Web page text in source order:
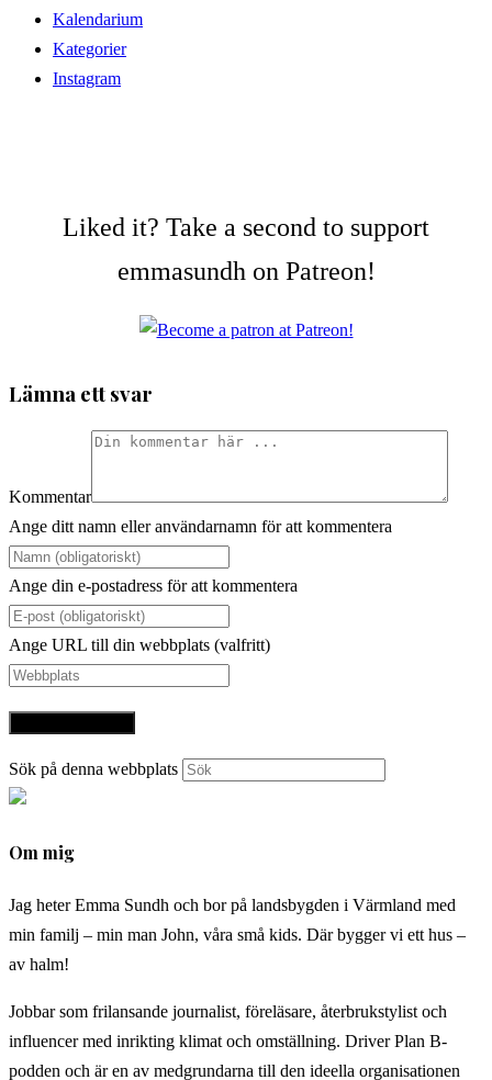
Kalendarium
Kategorier
Instagram
Liked it? Take a second to support
emmasundh on Patreon!
Lämna ett svar
Kommentar
Ange ditt namn eller användarnamn för att kommentera
Ange din e-postadress för att kommentera
Ange URL till din webbplats (valfritt)
Sök på denna webbplats
Om mig
Jag heter Emma Sundh och bor på landsbygden i Värmland med
min familj – min man John, våra små kids. Där bygger vi ett hus –
av halm!
Jobbar som frilansande journalist, föreläsare, återbrukstylist och
influencer med inrikting klimat och omställning. Driver Plan B-
podden och är en av medgrundarna till den ideella organisationen